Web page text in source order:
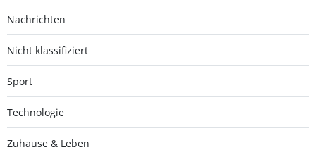
Nachrichten
Nicht klassifiziert
Sport
Technologie
Zuhause & Leben